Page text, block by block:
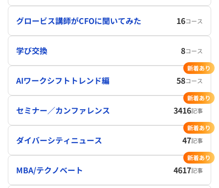
グロービス講師がCFOに聞いてみた 16コース
学び交換 8コース
AIワークシフトトレンド編 58コース
新着あり
セミナー／カンファレンス 3416記事
新着あり
ダイバーシティニュース 47記事
新着あり
MBA/テクノベート 4617記事
新着あり